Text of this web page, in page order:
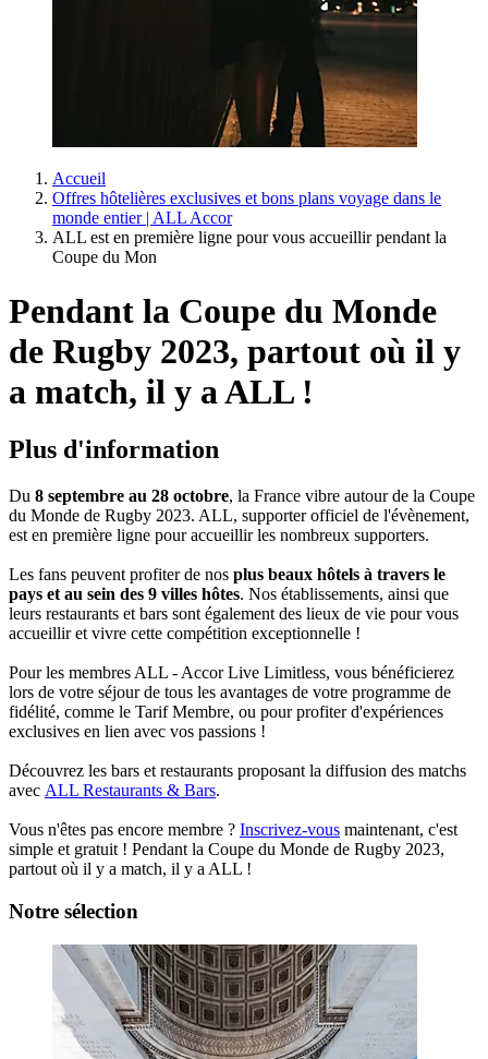
Accueil
Offres hôtelières exclusives et bons plans voyage dans le
monde entier | ALL Accor
ALL est en première ligne pour vous accueillir pendant la
Coupe du Mon
Pendant la Coupe du Monde
de Rugby 2023, partout où il y
a match, il y a ALL !
Plus d'information
Du 8 septembre au 28 octobre, la France vibre autour de la Coupe
du Monde de Rugby 2023. ALL, supporter officiel de l'évènement,
est en première ligne pour accueillir les nombreux supporters.
Les fans peuvent profiter de nos plus beaux hôtels à travers le
pays et au sein des 9 villes hôtes. Nos établissements, ainsi que
leurs restaurants et bars sont également des lieux de vie pour vous
accueillir et vivre cette compétition exceptionnelle !
Pour les membres ALL - Accor Live Limitless, vous bénéficierez
lors de votre séjour de tous les avantages de votre programme de
fidélité, comme le Tarif Membre, ou pour profiter d'expériences
exclusives en lien avec vos passions !
Découvrez les bars et restaurants proposant la diffusion des matchs
avec ALL Restaurants & Bars.
Vous n'êtes pas encore membre ? Inscrivez-vous maintenant, c'est
simple et gratuit ! Pendant la Coupe du Monde de Rugby 2023,
partout où il y a match, il y a ALL !
Notre sélection